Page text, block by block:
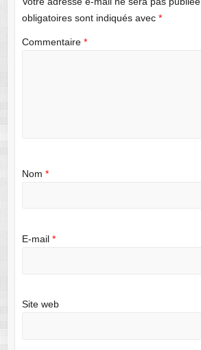
obligatoires sont indiqués avec *
Commentaire *
Nom *
E-mail *
Site web